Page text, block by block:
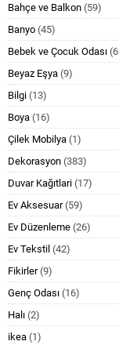
Bahçe ve Balkon (59)
Banyo (45)
Bebek ve Çocuk Odası
Beyaz Eşya (9)
Bilgi (13)
Boya (16)
Çilek Mobilya (1)
Dekorasyon (383)
Duvar Kağıtlari (17)
Ev Aksesuar(59)
Ev Düzenleme (26)
Ev Tekstil (42)
Fikirler(9)
Genç Odası (16)
Halı (2)
ikea (1)